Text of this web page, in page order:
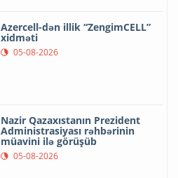
Azercell-dən illik “ZengimCELL”
xidməti
05-08-2026
Nazir Qazaxıstanın Prezident
Administrasiyası rəhbərinin
müavini ilə görüşüb
05-08-2026